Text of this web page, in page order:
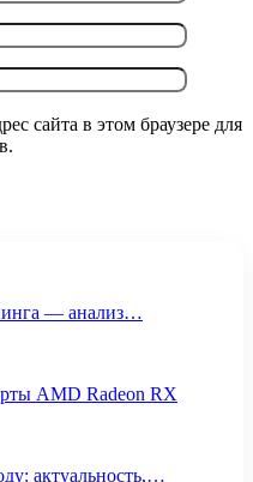
сайта в этом браузере для
— анализ…
AMD Radeon RX
актуальность,…